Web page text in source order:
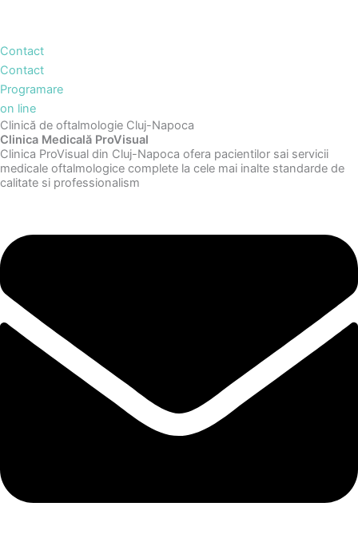
Contact
Contact
Programare
on line
Clinică de oftalmologie Cluj-Napoca
Clinica Medicală ProVisual
Clinica ProVisual din Cluj-Napoca ofera pacientilor sai servicii
medicale oftalmologice complete la cele mai inalte standarde de
calitate si professionalism